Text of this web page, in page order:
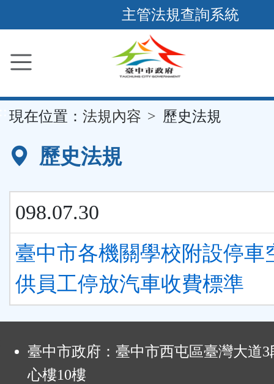
到
要
容
區
主管法規查詢系統
現在位置： 法規內容 歷史法規
歷史法規
098.07.30
臺中市各機關學校附設停車
供員工停放汽車收費標準
臺中市政府：臺中市西屯區臺灣大道3
心樓10樓